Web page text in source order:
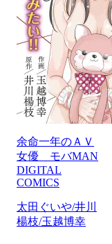
余命一年のＡＶ
女優 モバMAN
DIGITAL
COMICS
太田ぐいや/井川
楊枝/玉越博幸